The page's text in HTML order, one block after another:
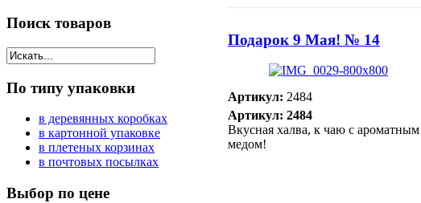
Подарок 9 Мая! № 14
Артикул: 2484
Артикул: 2484
Вкусная халва, к чаю с ароматным
медом!
Поиск товаров
По типу упаковки
в деревянных коробках
в картонной упаковке
в плетеных корзинах
в почтовых посылках
Выбор по цене